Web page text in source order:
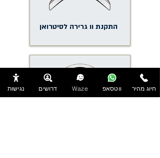
התקנת וו גרירה לסיטרואן
נגישות דרושים Waze ווטסאפ חיוג מהיר